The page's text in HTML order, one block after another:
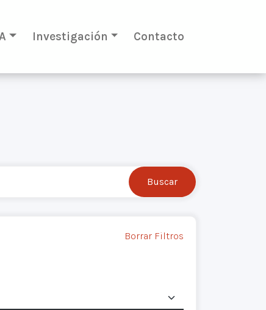
Investigación Contacto
Borrar Filtros